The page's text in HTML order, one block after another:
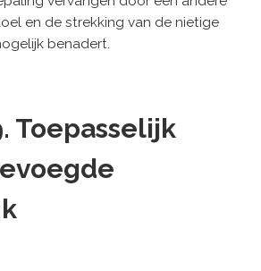
en de strekking van de nietige
benadert.
Toepasselijk